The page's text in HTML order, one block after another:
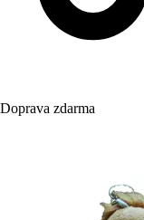
Doprava zdarma